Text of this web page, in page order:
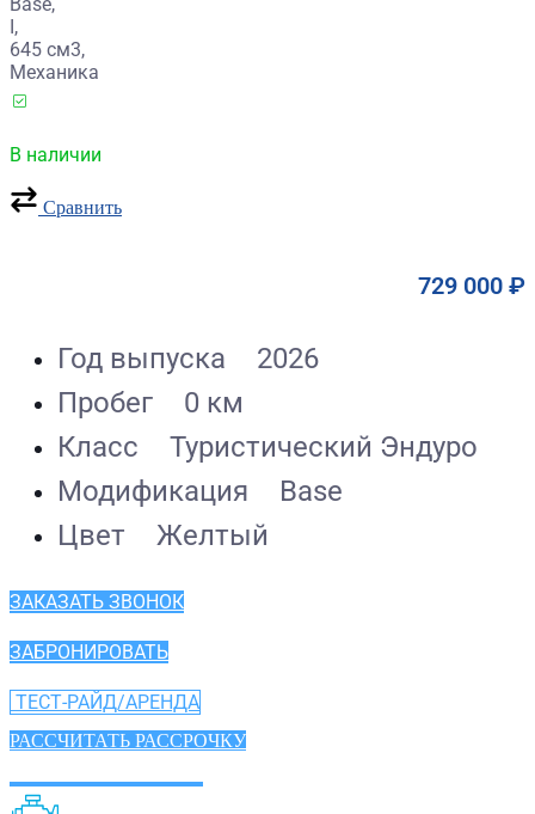
Base,
I,
645 см3,
Механика
В наличии
Сравнить
729 000 ₽
Год выпуска
2026
Пробег
0 км
Класс
Туристический Эндуро
Модификация
Base
Цвет
Желтый
ЗАКАЗАТЬ ЗВОНОК
ЗАБРОНИРОВАТЬ
ТЕСТ-РАЙД/АРЕНДА
РАССЧИТАТЬ РАССРОЧКУ